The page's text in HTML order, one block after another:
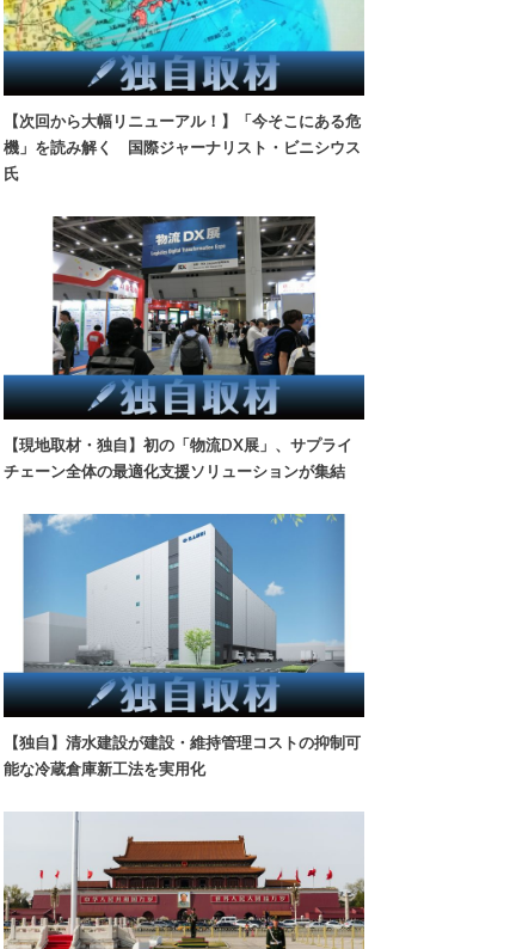
【次回から大幅リニューアル！】「今そこにある危
機」を読み解く 国際ジャーナリスト・ビニシウス
氏
【現地取材・独自】初の「物流DX展」、サプライ
チェーン全体の最適化支援ソリューションが集結
【独自】清水建設が建設・維持管理コストの抑制可
能な冷蔵倉庫新工法を実用化